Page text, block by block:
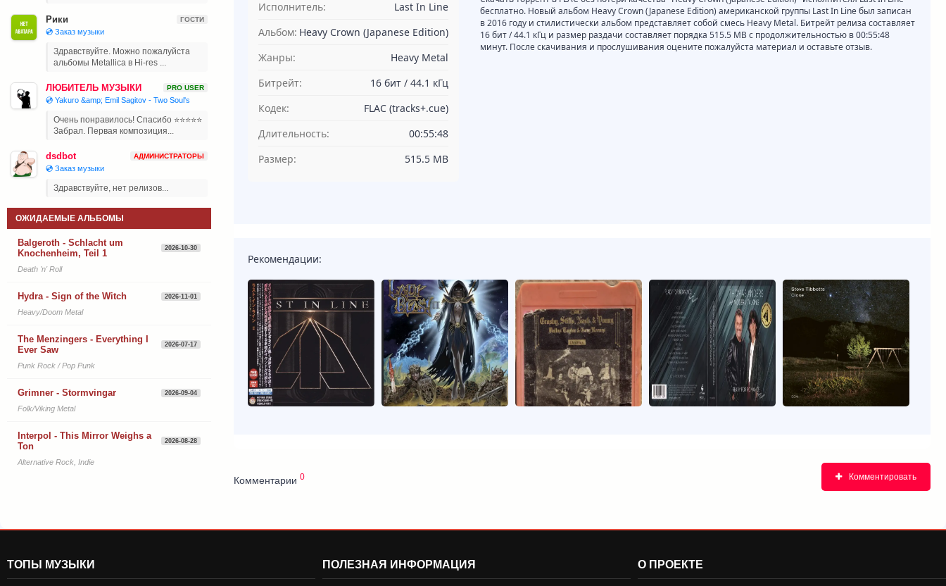
Исполнитель:
Last In Line
Альбом: Heavy Crown (Japanese Edition)
Жанры:
Heavy Metal
Битрейт:
16 бит / 44.1 кГц
Кодек:
FLAC (tracks+.cue)
Длительность:
00:55:48
Размер:
515.5 MB
бесплатно. Новый альбом Heavy Crown (Japanese Edition) американской группы Last In Line был записан
в 2016 году и стилистически альбом представляет собой смесь Heavy Metal. Битрейт релиза составляет
16 бит / 44.1 кГц и размер раздачи составляет порядка 515.5 MB с продолжительностью в 00:55:48
минут. После скачивания и прослушивания оцените пожалуйста материал и оставьте отзыв.
Рекомендации:
Комментарии 0 Комментировать
Рики ГОСТИ
💿 Заказ музыки
Здравствуйте. Можно пожалуйста
альбомы Metallica в Hi-res ...
ЛЮБИТЕЛЬ МУЗЫКИ PRO USER
💿 Yakuro &amp; Emil Sagitov - Two Soul's
Очень понравилось! Спасибо ⭐⭐⭐⭐⭐
Забрал. Первая композиция...
dsdbot АДМИНИСТРАТОРЫ
💿 Заказ музыки
Здравствуйте, нет релизов...
ОЖИДАЕМЫЕ АЛЬБОМЫ
Balgeroth - Schlacht um
Knochenheim, Teil 1
2026-10-30
Death 'n' Roll
Hydra - Sign of the Witch 2026-11-01
Heavy/Doom Metal
The Menzingers - Everything I
Ever Saw
2026-07-17
Punk Rock / Pop Punk
Grimner - Stormvingar 2026-09-04
Folk/Viking Metal
Interpol - This Mirror Weighs a
Ton
2026-08-28
Alternative Rock, Indie
ТОПЫ МУЗЫКИ ПОЛЕЗНАЯ ИНФОРМАЦИЯ О ПРОЕКТЕ